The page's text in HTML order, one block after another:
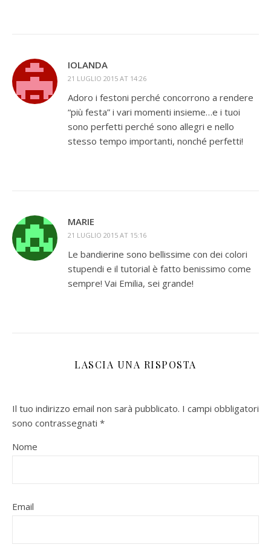
IOLANDA
21 LUGLIO 2015 AT 14:26
Adoro i festoni perché concorrono a rendere
“più festa” i vari momenti insieme…e i tuoi
sono perfetti perché sono allegri e nello
stesso tempo importanti, nonché perfetti!
MARIE
21 LUGLIO 2015 AT 15:16
Le bandierine sono bellissime con dei colori
stupendi e il tutorial è fatto benissimo come
sempre! Vai Emilia, sei grande!
LASCIA UNA RISPOSTA
Il tuo indirizzo email non sarà pubblicato. I campi obbligatori
sono contrassegnati *
Nome
Email